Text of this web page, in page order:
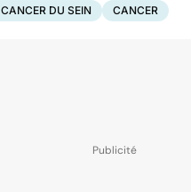
CANCER DU SEIN CANCER